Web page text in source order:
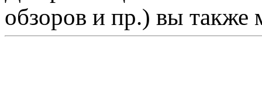
обзоров и пр.) вы также